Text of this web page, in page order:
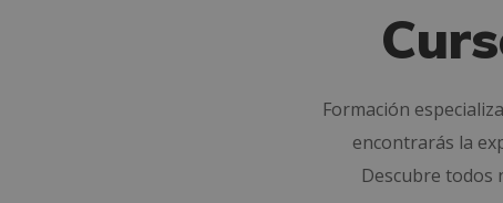
Formación
encontrarás la
Descubre todos